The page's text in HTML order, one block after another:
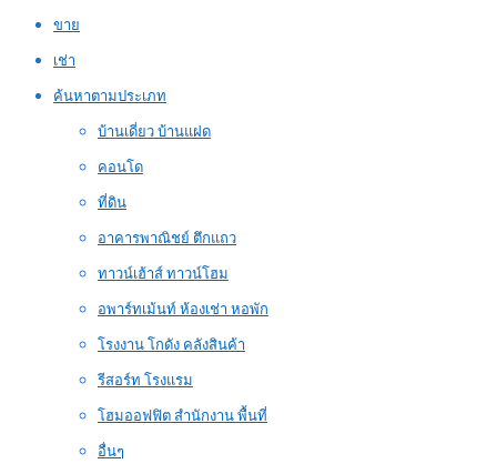
ขาย
เช่า
ค้นหาตามประเภท
บ้านเดี่ยว บ้านแฝด
คอนโด
ที่ดิน
อาคารพาณิชย์ ตึกแถว
ทาวน์เฮ้าส์ ทาวน์โฮม
อพาร์ทเม้นท์ ห้องเช่า หอพัก
โรงงาน โกดัง คลังสินค้า
รีสอร์ท โรงแรม
โฮมออฟฟิต สำนักงาน พื้นที่
อื่นๆ